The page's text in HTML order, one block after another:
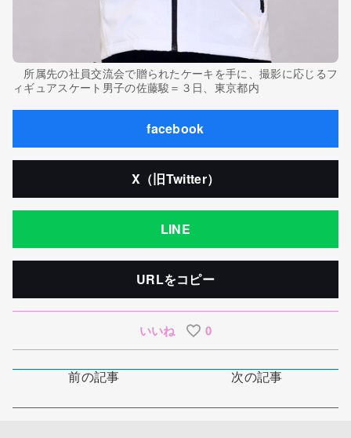
所属先の社員交流会で贈られたケーキを手に、撮影に応じるフ
ィギュアスケート男子の佐藤駿＝３日、東京都内
facebook
X（旧Twitter）
LINE
URLをコピー
いいね 0
前の記事 次の記事